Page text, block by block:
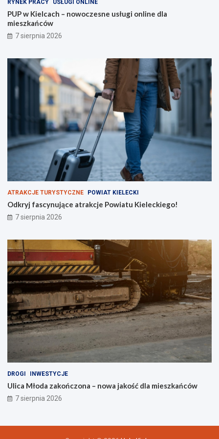
d
y
Ś
w
t
i
e
j
z
k
a
ń
w
RYNEK PRACY USŁUGI ONLINE
PUP w Kielcach – nowoczesne usługi online dla
mieszkańców
7 sierpnia 2026
ATRAKCJE TURYSTYCZNE POWIAT KIELECKI
Odkryj fascynujące atrakcje Powiatu Kieleckiego!
7 sierpnia 2026
DROGI INWESTYCJE
Ulica Młoda zakończona – nowa jakość dla mieszkańców
7 sierpnia 2026